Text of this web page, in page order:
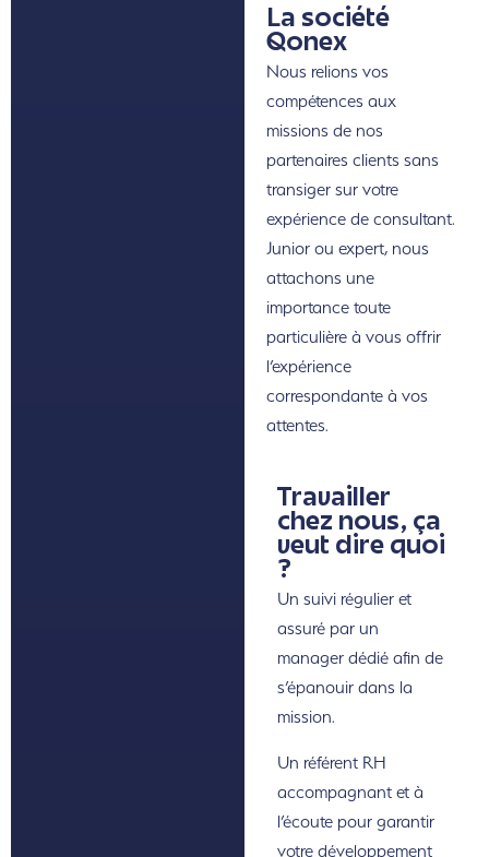
La société
Qonex
Nous relions vos
compétences aux
missions de nos
partenaires clients sans
transiger sur votre
expérience de consultant.
Junior ou expert, nous
attachons une
importance toute
particulière à vous offrir
l’expérience
correspondante à vos
attentes.
Travailler
chez nous, ça
veut dire quoi
?
Un suivi régulier et
assuré par un
manager dédié afin de
s’épanouir dans la
mission.
Un référent RH
accompagnant et à
l’écoute pour garantir
votre développement